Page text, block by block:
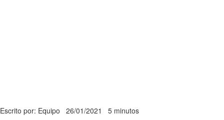
Escrito por: Equipo 26/01/2021 5 minutos